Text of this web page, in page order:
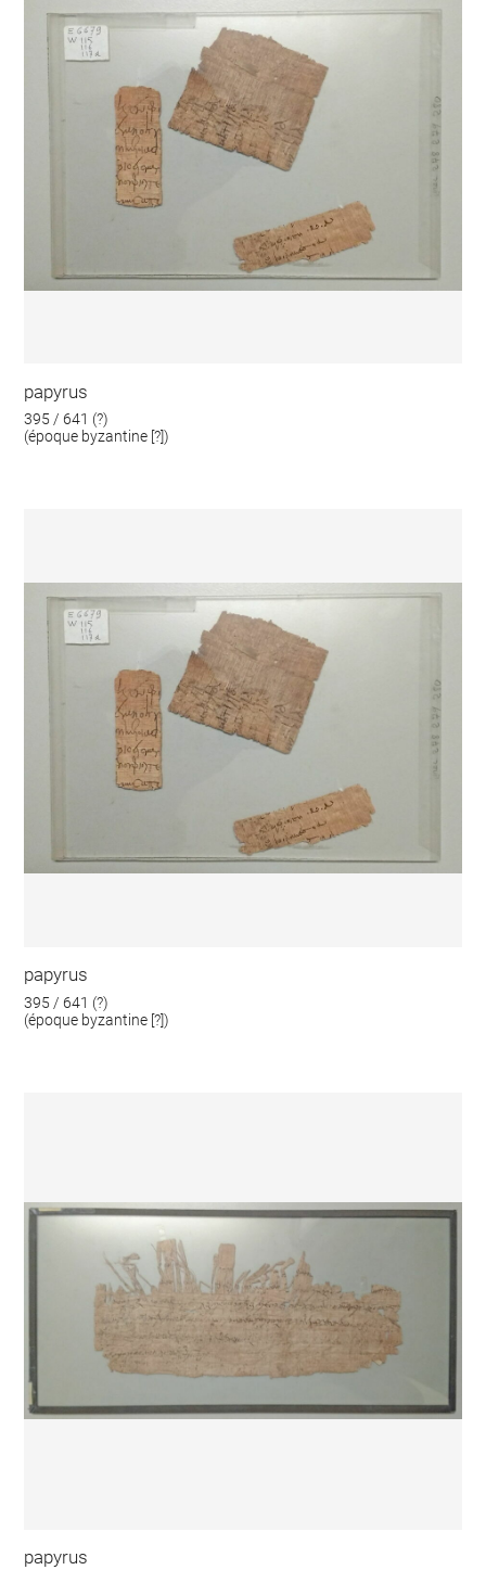
papyrus
395 / 641 (?)
(époque byzantine [?])
papyrus
395 / 641 (?)
(époque byzantine [?])
papyrus